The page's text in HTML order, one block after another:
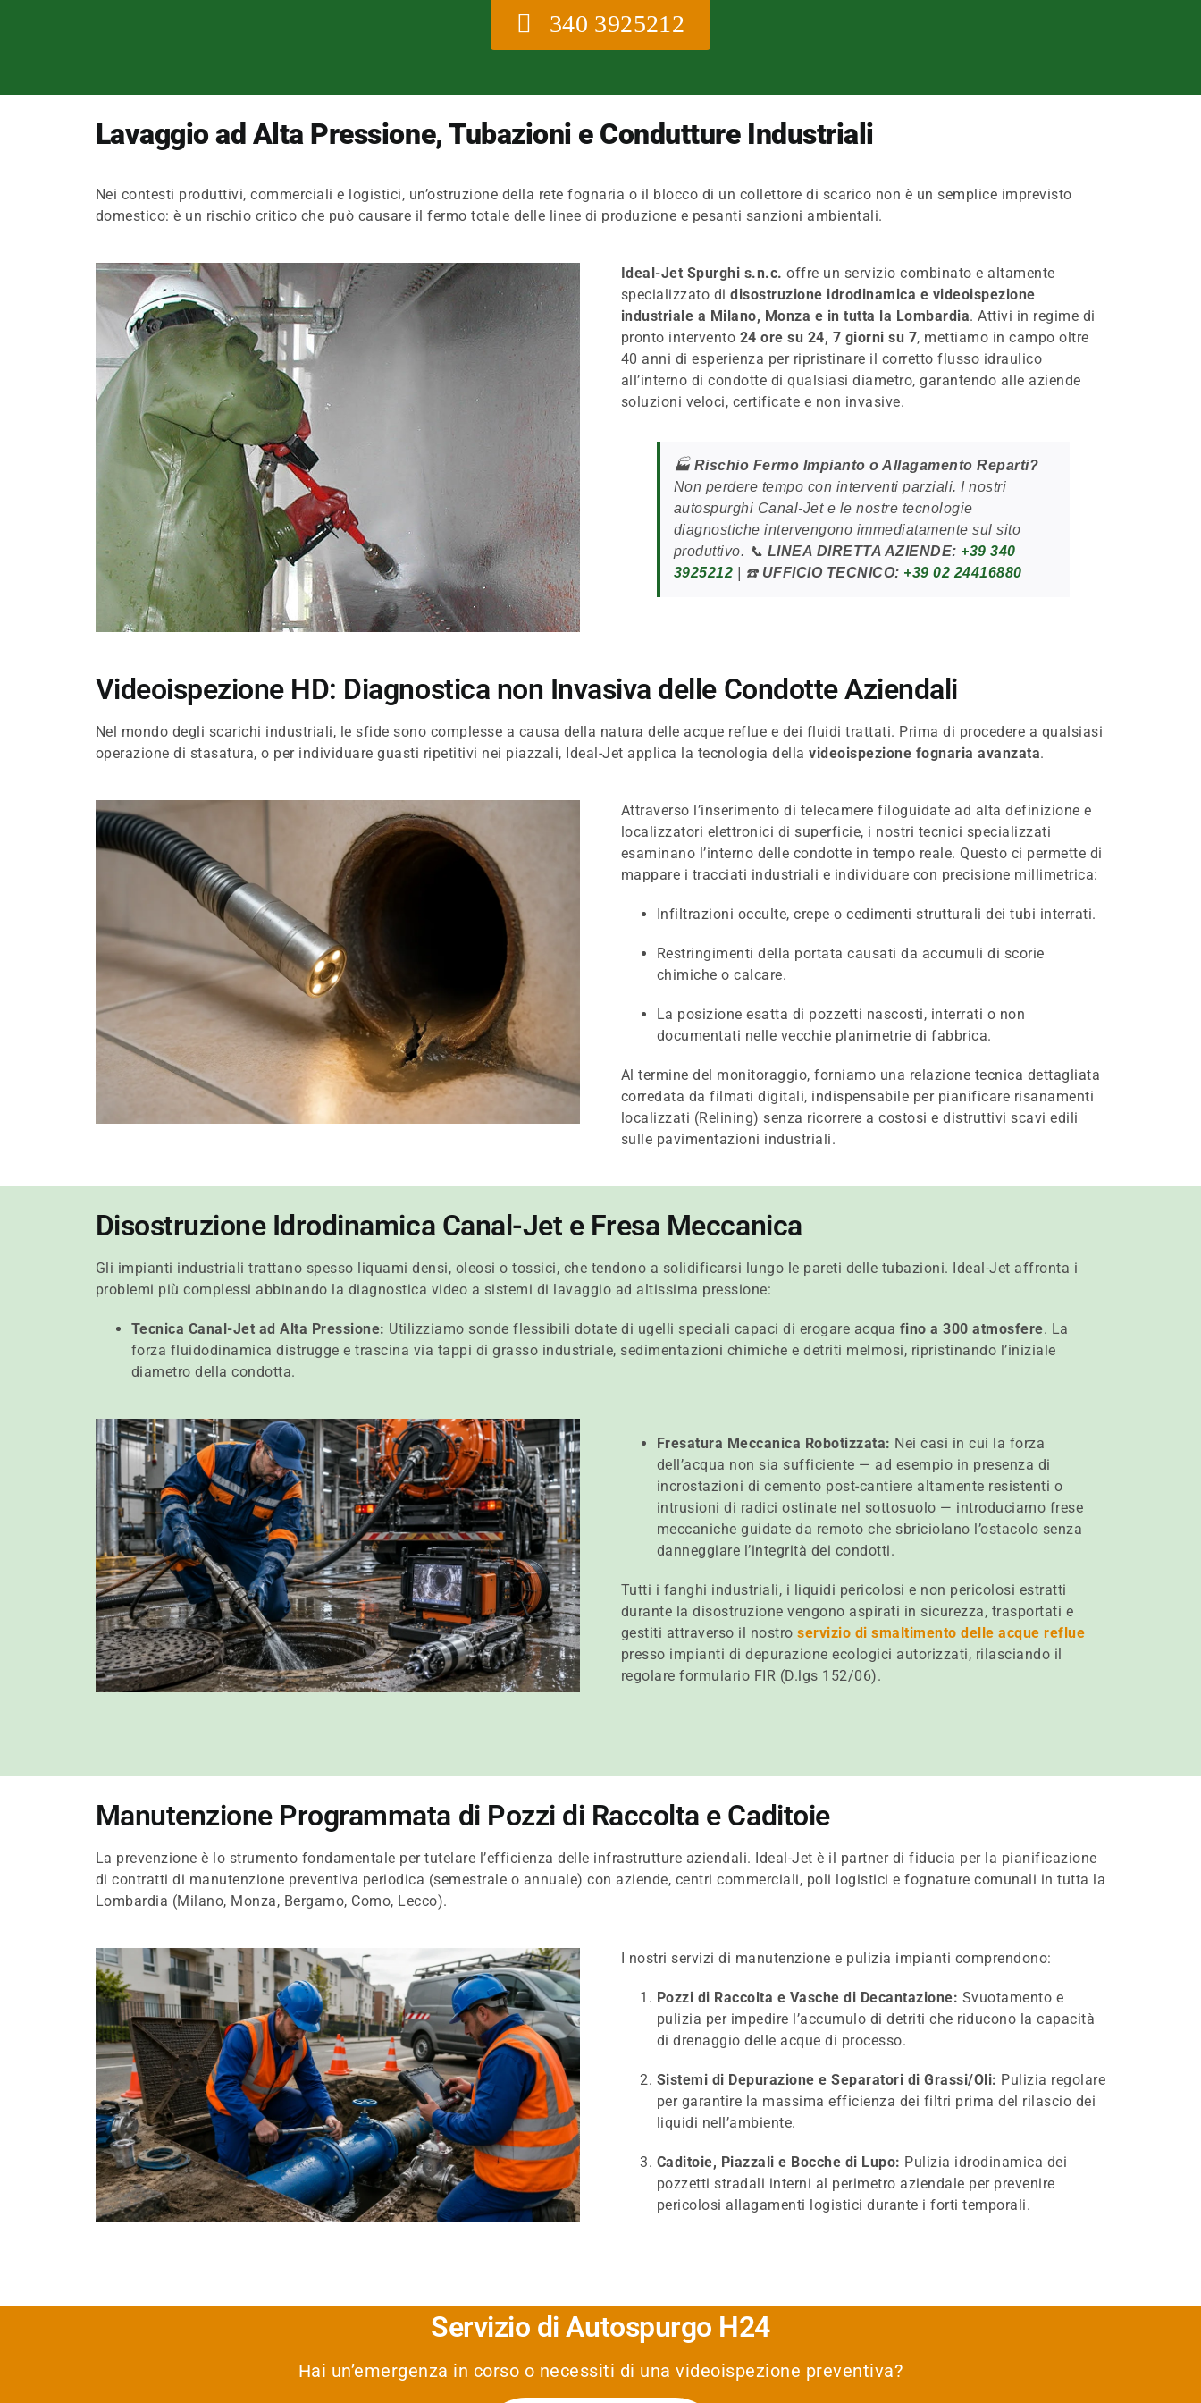
340 3925212
Lavaggio ad Alta Pressione, Tubazioni e Condutture Industriali
Nei contesti produttivi, commerciali e logistici, un’ostruzione della rete fognaria o il blocco di un collettore di scarico non è un semplice imprevisto
domestico: è un rischio critico che può causare il fermo totale delle linee di produzione e pesanti sanzioni ambientali.
Ideal-Jet Spurghi s.n.c. offre un servizio combinato e altamente
specializzato didisostruzione idrodinamica e videoispezione
industriale a Milano, Monza e in tutta la Lombardia. Attivi in regime di
pronto intervento 24 ore su 24, 7 giorni su 7, mettiamo in campo oltre
40 anni di esperienza per ripristinare il corretto flusso idraulico
all’interno di condotte di qualsiasi diametro, garantendo alle aziende
soluzioni veloci, certificate e non invasive.
🏭 Rischio Fermo Impianto o Allagamento Reparti?
Non perdere tempo con interventi parziali. I nostri
autospurghi Canal-Jet e le nostre tecnologie
diagnostiche intervengono immediatamente sul sito
produttivo. 📞 LINEA DIRETTA AZIENDE: +39 340
3925212 | ☎️ UFFICIO TECNICO: +39 02 24416880
Videoispezione HD: Diagnostica non Invasiva delle Condotte Aziendali
Nel mondo degli scarichi industriali, le sfide sono complesse a causa della natura delle acque reflue e dei fluidi trattati. Prima di procedere a qualsiasi
operazione di stasatura, o per individuare guasti ripetitivi nei piazzali, Ideal-Jet applica la tecnologia dellavideoispezione fognaria avanzata.
Attraverso l’inserimento di telecamere filoguidate ad alta definizione e
localizzatori elettronici di superficie, i nostri tecnici specializzati
esaminano l’interno delle condotte in tempo reale. Questo ci permette di
mappare i tracciati industriali e individuare con precisione millimetrica:
Infiltrazioni occulte, crepe o cedimenti strutturali dei tubi interrati.
Restringimenti della portata causati da accumuli di scorie
chimiche o calcare.
La posizione esatta di pozzetti nascosti, interrati o non
documentati nelle vecchie planimetrie di fabbrica.
Al termine del monitoraggio, forniamo una relazione tecnica dettagliata
corredata da filmati digitali, indispensabile per pianificare risanamenti
localizzati (Relining) senza ricorrere a costosi e distruttivi scavi edili
sulle pavimentazioni industriali.
Disostruzione Idrodinamica Canal-Jet e Fresa Meccanica
Gli impianti industriali trattano spesso liquami densi, oleosi o tossici, che tendono a solidificarsi lungo le pareti delle tubazioni. Ideal-Jet affronta i
problemi più complessi abbinando la diagnostica video a sistemi di lavaggio ad altissima pressione:
Tecnica Canal-Jet ad Alta Pressione: Utilizziamo sonde flessibili dotate di ugelli speciali capaci di erogare acqua fino a 300 atmosfere. La
forza fluidodinamica distrugge e trascina via tappi di grasso industriale, sedimentazioni chimiche e detriti melmosi, ripristinando l’iniziale
diametro della condotta.
Fresatura Meccanica Robotizzata: Nei casi in cui la forza
dell’acqua non sia sufficiente — ad esempio in presenza di
incrostazioni di cemento post-cantiere altamente resistenti o
intrusioni di radici ostinate nel sottosuolo — introduciamo frese
meccaniche guidate da remoto che sbriciolano l’ostacolo senza
danneggiare l’integrità dei condotti.
Tutti i fanghi industriali, i liquidi pericolosi e non pericolosi estratti
durante la disostruzione vengono aspirati in sicurezza, trasportati e
gestiti attraverso il nostroservizio di smaltimento delle acque reflue
presso impianti di depurazione ecologici autorizzati, rilasciando il
regolare formulario FIR (D.lgs 152/06).
Manutenzione Programmata di Pozzi di Raccolta e Caditoie
La prevenzione è lo strumento fondamentale per tutelare l’efficienza delle infrastrutture aziendali. Ideal-Jet è il partner di fiducia per la pianificazione
di contratti di manutenzione preventiva periodica (semestrale o annuale) con aziende, centri commerciali, poli logistici e fognature comunali in tutta la
Lombardia (Milano, Monza, Bergamo, Como, Lecco).
I nostri servizi di manutenzione e pulizia impianti comprendono:
Pozzi di Raccolta e Vasche di Decantazione: Svuotamento e
pulizia per impedire l’accumulo di detriti che riducono la capacità
di drenaggio delle acque di processo.
Sistemi di Depurazione e Separatori di Grassi/Oli: Pulizia regolare
per garantire la massima efficienza dei filtri prima del rilascio dei
liquidi nell’ambiente.
Caditoie, Piazzali e Bocche di Lupo: Pulizia idrodinamica dei
pozzetti stradali interni al perimetro aziendale per prevenire
pericolosi allagamenti logistici durante i forti temporali.
Servizio di Autospurgo H24
Hai un’emergenza in corso o necessiti di una videoispezione preventiva?